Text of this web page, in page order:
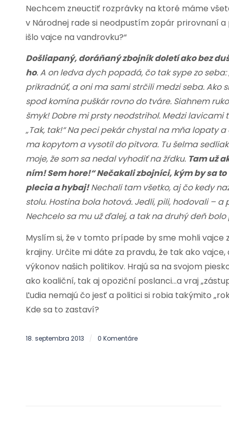
Nechcem zneuctiť rozprávky na ktoré máme
v Národnej rade si neodpustím zopár prirovnaní
išlo vajce na vandrovku?“
Došliapaný, doráňaný zbojník doletí ako bez
ho. A on ledva dych popadá, čo tak sype zo
prikradnúť, a oni ma sami strčili medzi seba. Ako
spod komína puškár rovno do tváre. Siahnem
šmyk! Dobre mi prsty neodstrihol. Medzi
„Tak, tak!“ Na peci pekár chystal na mňa lopaty
ma kopytom a vysotil do pitvora. Tu šelma
moje, že som sa nedal vyhodiť na žŕdku. Tam už
ním! Sem hore!“ Nečakali zbojníci, kým by sa
plecia a hybaj!Nechali tam všetko, aj čo kedy
stolu. Hostina bola hotová. Jedli, pili, hodovali –
Nechcelo sa mu už ďalej, a tak na druhý deň
Myslím si, že v tomto prípade by sme mohli
krajiny. Určite mi dáte za pravdu, že tak ako
výkonov našich politikov. Hrajú sa na svojom
ako koaliční, tak aj opoziční poslanci…a vraj
Ľudia nemajú čo jesť a politici si robia takýmito
Kde sa to zastaví?
18. septembra 2013 / 0 Komentáre